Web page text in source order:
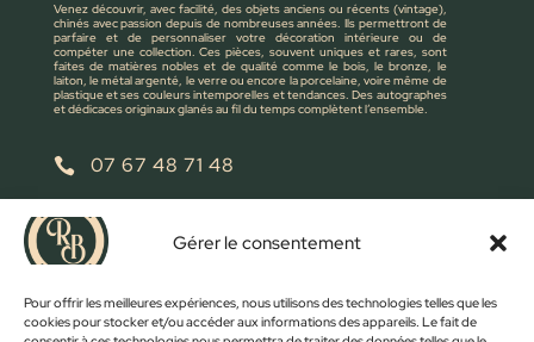
Gérer le consentement
Pour offrir les meilleures expériences, nous utilisons des technologies telles que les
cookies pour stocker et/ou accéder aux informations des appareils. Le fait de
Venez découvrir, avec facilité, des objets anciens ou récents (vintage),
chinés avec passion depuis de nombreuses années. Ils permettront de
parfaire et de personnaliser votre décoration intérieure ou de
compéter une collection. Ces pièces, souvent uniques et rares, sont
faites de matières nobles et de qualité comme le bois, le bronze, le
laiton, le métal argenté, le verre ou encore la porcelaine, voire même de
plastique et ses couleurs intemporelles et tendances. Des autographes
et dédicaces originaux glanés au fil du temps complètent l’ensemble.
 07 67 48 71 48
 retrobroc85@gmail.com